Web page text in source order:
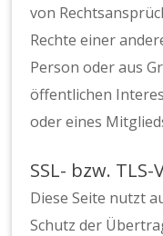
von
Rechte einer
Person oder aus
öffentlichen
oder eines
SSL- bzw.
Diese Seite nutzt
Schutz der